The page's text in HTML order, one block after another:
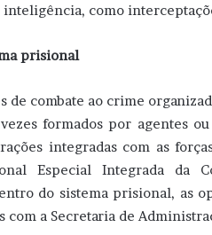
como
prisional
de combate ao crime
formados por agentes
integradas com as
Especial Integrada da
do sistema prisional, as
com a Secretaria de